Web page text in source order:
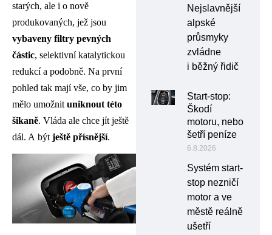
starých, ale i o nově
produkovaných, jež jsou
vybaveny filtry pevných
částic, selektivní katalytickou
redukcí a podobně. Na první
pohled tak mají vše, co by jim
mělo umožnit uniknout této
šikaně. Vláda ale chce jít ještě
dál. A být ještě přísnější.
Nejslavnější
alpské
průsmyky
zvládne
i běžný řidič
Start-stop:
Škodí
motoru, nebo
šetří peníze
6.8.2026
Systém start-
stop nezničí
motor a ve
městě reálně
ušetří